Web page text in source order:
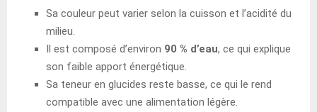
Sa couleur peut varier selon la cuisson et l’acidité du
milieu.
Il est composé d’environ 90 % d’eau, ce qui explique
son faible apport énergétique.
Sa teneur en glucides reste basse, ce qui le rend
compatible avec une alimentation légère.